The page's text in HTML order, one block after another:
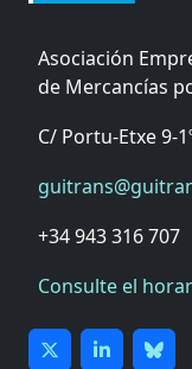
Asociación
de Mercancías
C/ Portu-Etxe 9-
+34 943 316 707
Consulte el